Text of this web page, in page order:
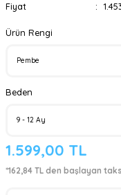
Fiyat
Ürün Rengi
Beden
1.599,00 TL
*162,84 TL den başlayan